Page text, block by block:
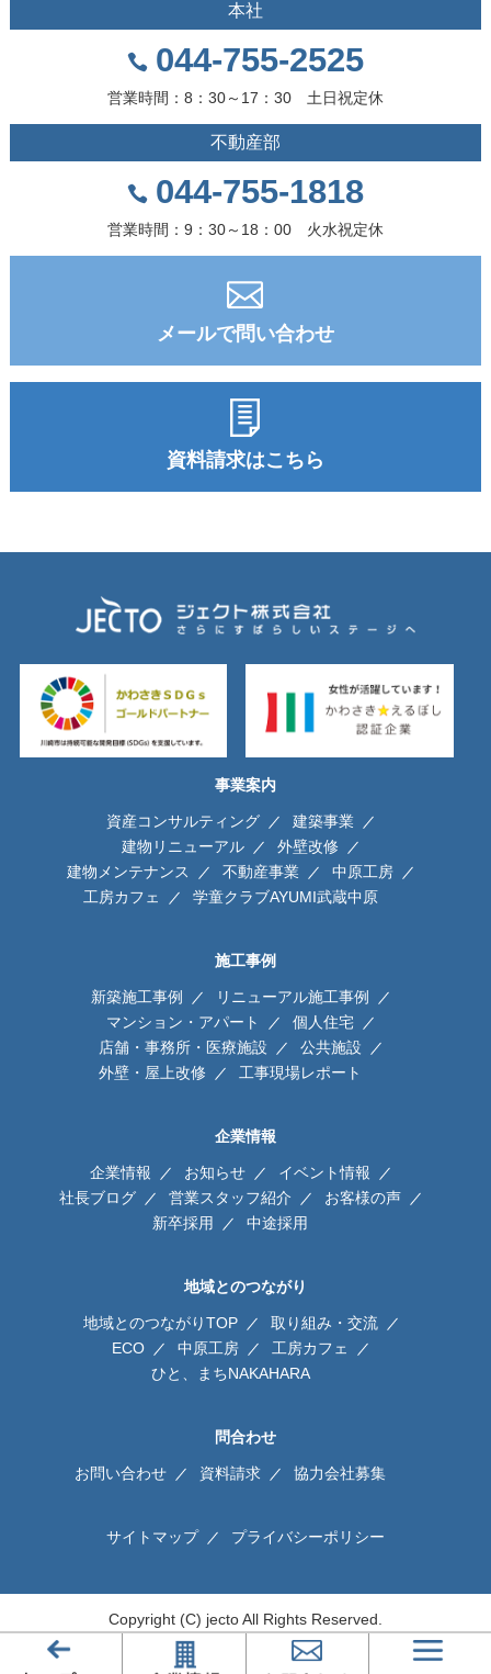
本社
044-755-2525
営業時間：8：30～17：30 土日祝定休
不動産部
044-755-1818
営業時間：9：30～18：00 火水祝定休
メールで問い合わせ
資料請求はこちら
事業案内
資産コンサルティング
建築事業
建物リニューアル
外壁改修
建物メンテナンス
不動産事業
中原工房
工房カフェ
学童クラブAYUMI武蔵中原
施工事例
新築施工事例
リニューアル施工事例
マンション・アパート
個人住宅
店舗・事務所・医療施設
公共施設
外壁・屋上改修
工事現場レポート
企業情報
企業情報 お知らせ
イベント情報
社長ブログ
営業スタッフ紹介
お客様の声
新卒採用
中途採用
地域とのつながり
地域とのつながりTOP
取り組み・交流
ECO
中原工房
工房カフェ
ひと、まちNAKAHARA
問合わせ
お問い合わせ 資料請求 協力会社募集
サイトマップ プライバシーポリシー
Copyright (C) jecto All Rights Reserved.